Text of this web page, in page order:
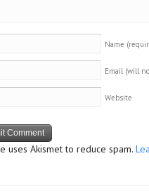
Name
Email (will
Website
uses Akismet to reduce spam.